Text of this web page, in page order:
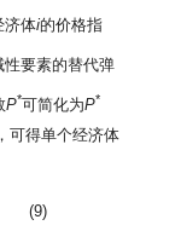
济体i的价格指
性要素的替代弹
P*可简化为P*
，可得单个经济体
(9)